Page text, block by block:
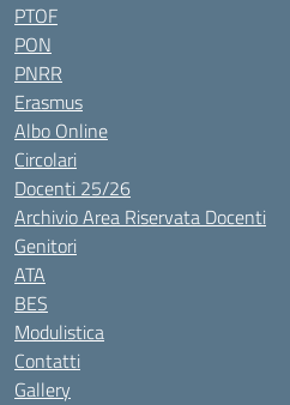
PTOF
PON
PNRR
Erasmus
Albo Online
Circolari
Docenti 25/26
Archivio Area Riservata Docenti
Genitori
ATA
BES
Modulistica
Contatti
Gallery